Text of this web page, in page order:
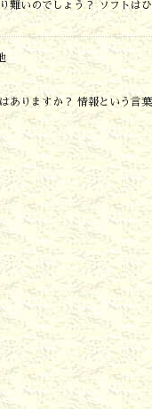
難いのでしょう？ ソフトは
ありますか？ 情報という言